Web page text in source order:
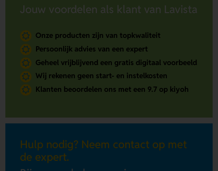
Jouw voordelen als klant van Lavista
Onze producten zijn van topkwaliteit
Persoonlijk advies van een expert
Geheel vrijblijvend een gratis digitaal voorbeeld
Wij rekenen geen start- en instelkosten
Klanten beoordelen ons met een 9.7 op kiyoh
Hulp nodig? Neem contact op met
de expert.